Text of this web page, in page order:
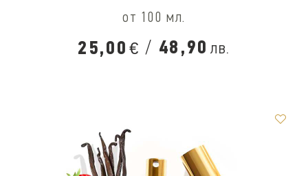
от 100 мл.
25,00 € / 48,90 лв.